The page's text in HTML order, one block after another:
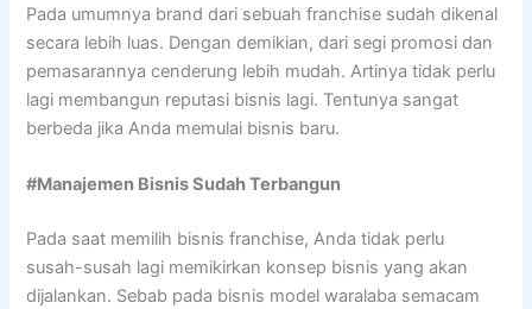
Pada umumnya brand dari sebuah franchise sudah dikenal
secara lebih luas. Dengan demikian, dari segi promosi dan
pemasarannya cenderung lebih mudah. Artinya tidak perlu
lagi membangun reputasi bisnis lagi. Tentunya sangat
berbeda jika Anda memulai bisnis baru.
#Manajemen Bisnis Sudah Terbangun
Pada saat memilih bisnis franchise, Anda tidak perlu
susah-susah lagi memikirkan konsep bisnis yang akan
dijalankan. Sebab pada bisnis model waralaba semacam